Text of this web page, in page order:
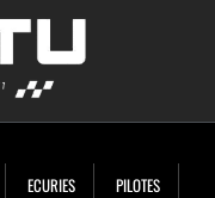
ECURIES
PILOTES